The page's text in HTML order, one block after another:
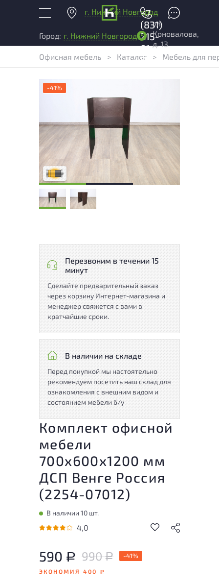
г. Нижний Новгород
+7
(831)
215-
01-
04
Город: г. Нижний Новгород
ул.
Коновалова,
д. 13
Офисная мебель
> Каталог > Мебель для
-41%
Товар может иметь незначительные
повреждения и/или следы эксплуатации,
не влияющие на удобство его
использования
Удовлетворительный износ
Перезвоним в течении 15
минут
Сделайте предварительный заказ
через корзину Интернет-магазина и
менеджер свяжется с вами в
кратчайшие сроки.
В наличии на складе
Перед покупкой мы настоятельно
рекомендуем посетить наш склад для
ознакомления с внешним видом и
состоянием мебели б/у
Комплект офисной
мебели
700x600x1200 мм
ДСП Венге Россия
(2254-07012)
В наличии 10 шт.
4,0
590 Р 990Р -41%
ЭКОНОМИЯ 400Р